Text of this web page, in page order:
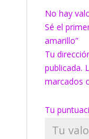
No hay
Sé el
amarillo”
Tu
publicada.
marcados
Tu